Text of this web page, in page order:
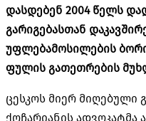
დასდებენ 2004 წელს
გარიგებასთან
უფლებამოსილების
ფულის გათეთრების
ცესკოს მიერ მიღებული
ქოჩარიანის ადვოკატმა